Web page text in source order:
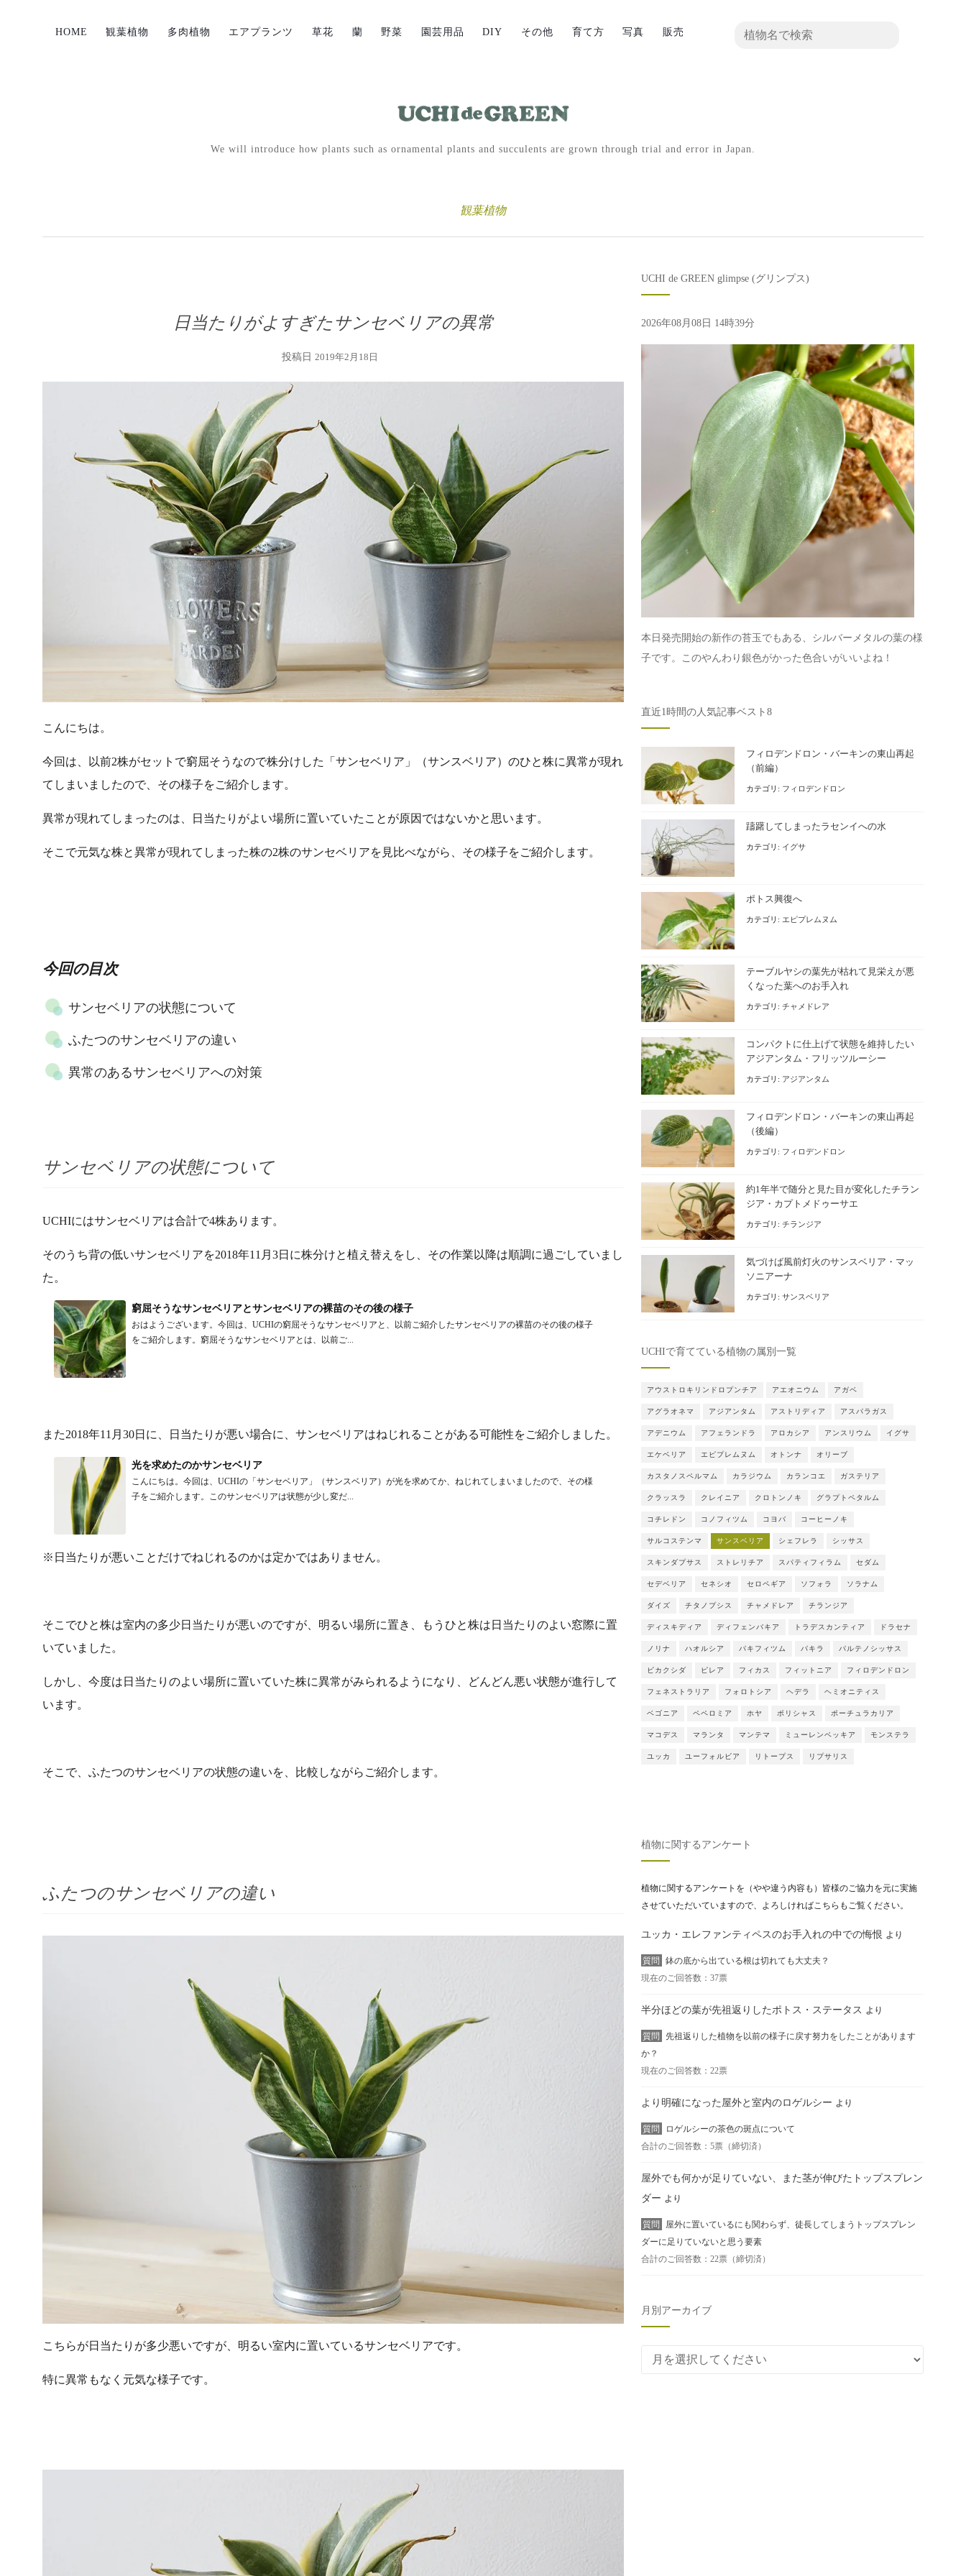
HOME 観葉植物 多肉植物 エアプランツ 草花 蘭 野菜 園芸用品 DIY その他 育て方 写真 販売
We will introduce how plants such as ornamental plants and succulents are grown through trial and error in Japan.
観葉植物
日当たりがよすぎたサンセベリアの異常
投稿日 2019年2月18日
こんにちは。
今回は、以前2株がセットで窮屈そうなので株分けした「サンセベリア」（サンスベリア）のひと株に異常が現れ
てしまいましたので、その様子をご紹介します。
異常が現れてしまったのは、日当たりがよい場所に置いていたことが原因ではないかと思います。
そこで元気な株と異常が現れてしまった株の2株のサンセベリアを見比べながら、その様子をご紹介します。
今回の目次
サンセベリアの状態について
ふたつのサンセベリアの違い
異常のあるサンセベリアへの対策
サンセベリアの状態について
UCHIにはサンセベリアは合計で4株あります。
そのうち背の低いサンセベリアを2018年11月3日に株分けと植え替えをし、その作業以降は順調に過ごしていまし
た。
窮屈そうなサンセベリアとサンセベリアの裸苗のその後の様子
おはようございます。今回は、UCHIの窮屈そうなサンセベリアと、以前ご紹介したサンセベリアの裸苗のその後の様子
をご紹介します。窮屈そうなサンセベリアとは、以前ご...
また2018年11月30日に、日当たりが悪い場合に、サンセベリアはねじれることがある可能性をご紹介しました。
光を求めたのかサンセベリア
こんにちは。今回は、UCHIの「サンセベリア」（サンスベリア）が光を求めてか、ねじれてしまいましたので、その様
子をご紹介します。このサンセベリアは状態が少し変だ...
※日当たりが悪いことだけでねじれるのかは定かではありません。
そこでひと株は室内の多少日当たりが悪いのですが、明るい場所に置き、もうひと株は日当たりのよい窓際に置
いていました。
しかし、今度は日当たりのよい場所に置いていた株に異常がみられるようになり、どんどん悪い状態が進行して
います。
そこで、ふたつのサンセベリアの状態の違いを、比較しながらご紹介します。
ふたつのサンセベリアの違い
こちらが日当たりが多少悪いですが、明るい室内に置いているサンセベリアです。
特に異常もなく元気な様子です。
UCHI de GREEN glimpse (グリンプス)
2026年08月08日 14時39分
本日発売開始の新作の苔玉でもある、シルバーメタルの葉の様
子です。このやんわり銀色がかった色合いがいいよね！
直近1時間の人気記事ベスト8
フィロデンドロン・バーキンの東山再起
（前編）
カテゴリ: フィロデンドロン
躊躇してしまったラセンイへの水
カテゴリ: イグサ
ポトス興復へ
カテゴリ:エピプレムヌム
テーブルヤシの葉先が枯れて見栄えが悪
くなった葉へのお手入れ
カテゴリ:チャメドレア
コンパクトに仕上げて状態を維持したい
アジアンタム・フリッツルーシー
カテゴリ: アジアンタム
フィロデンドロン・バーキンの東山再起
（後編）
カテゴリ: フィロデンドロン
約1年半で随分と見た目が変化したチラン
ジア・カプトメドゥーサエ
カテゴリ:チランジア
気づけば風前灯火のサンスベリア・マッ
ソニアーナ
カテゴリ:サンスベリア
UCHIで育てている植物の属別一覧
アウストロキリンドロプンチア アエオニウム アガベ
アグラオネマ アジアンタム アストリディア アスパラガス
アデニウム アフェランドラ アロカシア アンスリウム イグサ
エケベリア エピプレムヌム オトンナ オリーブ
カスタノスペルマム カラジウム カランコエ ガステリア
クラッスラ クレイニア クロトンノキ グラプトペタルム
コチレドン コノフィツム コヨバ コーヒーノキ
サルコステンマ サンスベリア シェフレラ シッサス
スキンダプサス ストレリチア スパティフィラム セダム
セデベリア セネシオ セロペギア ソフォラ ソラナム
ダイズ チタノプシス チャメドレア チランジア
ディスキディア ディフェンバキア トラデスカンティア ドラセナ
ノリナ ハオルシア パキフィツム パキラ パルテノシッサス
ビカクシダ ピレア フィカス フィットニア フィロデンドロン
フェネストラリア フォロトシア ヘデラ ヘミオニティス
ベゴニア ペペロミア ホヤ ポリシャス ポーチュラカリア
マコデス マランタ マンテマ ミューレンベッキア モンステラ
ユッカ ユーフォルビア リトープス リプサリス
植物に関するアンケート
植物に関するアンケートを（やや違う内容も）皆様のご協力を元に実施
させていただいていますので、よろしければこちらもご覧ください。
ユッカ・エレファンティペスのお手入れの中での悔恨 より
質問
鉢の底から出ている根は切れても大丈夫？
現在のご回答数：37票
半分ほどの葉が先祖返りしたポトス・ステータス より
質問
先祖返りした植物を以前の様子に戻す努力をしたことがあります
か？
現在のご回答数：22票
より明確になった屋外と室内のロゲルシー より
質問
ロゲルシーの茶色の斑点について
合計のご回答数：5票（締切済）
屋外でも何かが足りていない、また茎が伸びたトップスプレン
ダー より
質問
屋外に置いているにも関わらず、徒長してしまうトップスプレン
ダーに足りていないと思う要素
合計のご回答数：22票（締切済）
月別アーカイブ
月別アーカイブ